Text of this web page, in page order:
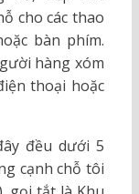
cho các thao
bàn phím.
hàng xóm
thoại hoặc
đều dưới 5
cạnh chỗ tôi